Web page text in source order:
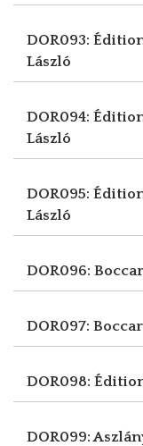
DOR093:
László
DOR094:
László
DOR095:
László
DOR096:
DOR097:
DOR098:
DOR099: